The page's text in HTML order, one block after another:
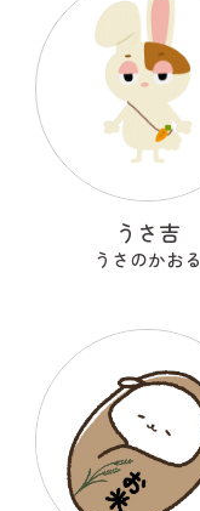
うさ吉
うさのかおる